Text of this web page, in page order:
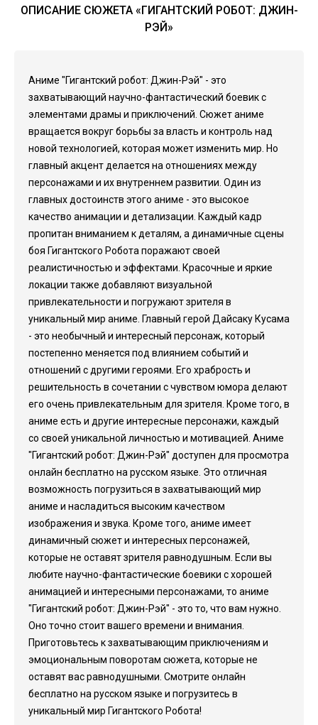
ОПИСАНИЕ СЮЖЕТА «ГИГАНТСКИЙ РОБОТ: ДЖИН-
РЭЙ»
Аниме "Гигантский робот: Джин-Рэй" - это
захватывающий научно-фантастический боевик с
элементами драмы и приключений. Сюжет аниме
вращается вокруг борьбы за власть и контроль над
новой технологией, которая может изменить мир. Но
главный акцент делается на отношениях между
персонажами и их внутреннем развитии. Один из
главных достоинств этого аниме - это высокое
качество анимации и детализации. Каждый кадр
пропитан вниманием к деталям, а динамичные сцены
боя Гигантского Робота поражают своей
реалистичностью и эффектами. Красочные и яркие
локации также добавляют визуальной
привлекательности и погружают зрителя в
уникальный мир аниме. Главный герой Дайсаку Кусама
- это необычный и интересный персонаж, который
постепенно меняется под влиянием событий и
отношений с другими героями. Его храбрость и
решительность в сочетании с чувством юмора делают
его очень привлекательным для зрителя. Кроме того, в
аниме есть и другие интересные персонажи, каждый
со своей уникальной личностью и мотивацией. Аниме
"Гигантский робот: Джин-Рэй" доступен для просмотра
онлайн бесплатно на русском языке. Это отличная
возможность погрузиться в захватывающий мир
аниме и насладиться высоким качеством
изображения и звука. Кроме того, аниме имеет
динамичный сюжет и интересных персонажей,
которые не оставят зрителя равнодушным. Если вы
любите научно-фантастические боевики с хорошей
анимацией и интересными персонажами, то аниме
"Гигантский робот: Джин-Рэй" - это то, что вам нужно.
Оно точно стоит вашего времени и внимания.
Приготовьтесь к захватывающим приключениям и
эмоциональным поворотам сюжета, которые не
оставят вас равнодушными. Смотрите онлайн
бесплатно на русском языке и погрузитесь в
уникальный мир Гигантского Робота!